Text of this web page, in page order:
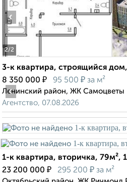
2/2
‹
3-к квартира, строящийся
8 350 000 ₽ 95 500 ₽ за м²
Ленинский район, ЖК Самоцветы
Агентство, 07.08.2026
‹
1-к квартира, вторичка, 79м²,
23 200 000 ₽ 295 200 ₽ за м²